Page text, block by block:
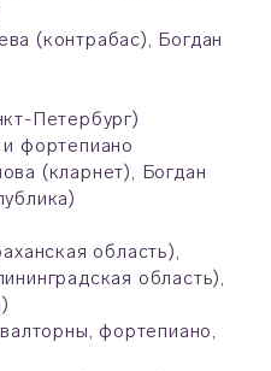
(контрабас), Богдан
Петербург)
фортепиано
(кларнет), Богдан
область),
область),
фортепиано,